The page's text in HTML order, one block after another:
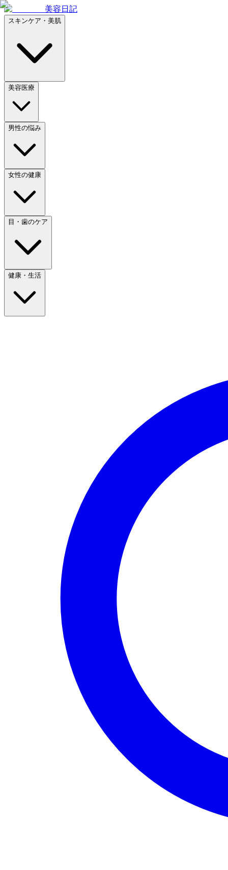
美容日記
スキンケア・美肌
美容医療
男性の悩み
女性の健康
目・歯のケア
健康・生活